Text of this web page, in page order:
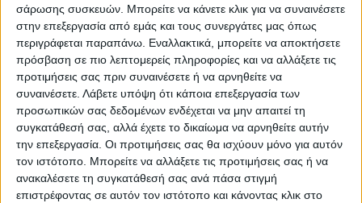
σάρωσης συσκευών. Μπορείτε να κάνετε κλικ για να συναινέσετε
στην επεξεργασία από εμάς και τους συνεργάτες μας όπως
περιγράφεται παραπάνω. Εναλλακτικά, μπορείτε να αποκτήσετε
πρόσβαση σε πιο λεπτομερείς πληροφορίες και να αλλάξετε τις
προτιμήσεις σας πριν συναινέσετε ή να αρνηθείτε να
συναινέσετε. Λάβετε υπόψη ότι κάποια επεξεργασία των
προσωπικών σας δεδομένων ενδέχεται να μην απαιτεί τη
συγκατάθεσή σας, αλλά έχετε το δικαίωμα να αρνηθείτε αυτήν
την επεξεργασία. Οι προτιμήσεις σας θα ισχύουν μόνο για αυτόν
τον ιστότοπο. Μπορείτε να αλλάξετε τις προτιμήσεις σας ή να
ανακαλέσετε τη συγκατάθεσή σας ανά πάσα στιγμή
επιστρέφοντας σε αυτόν τον ιστότοπο και κάνοντας κλικ στο
VIDEO ΤΗΣ ΘΕΣΣΑΛΙΑΣ
Ρήξη στις λαϊκές αγορές